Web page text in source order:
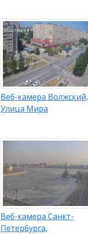
Веб-камера Волжский,
Улица Мира
Веб-камера Санкт-
Петербурга,